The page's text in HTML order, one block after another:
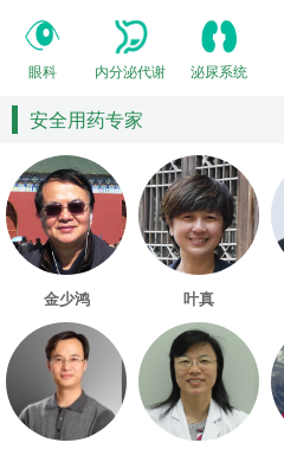
眼科 内分泌代谢 泌尿系统
安全用药专家
金少鸿 叶真